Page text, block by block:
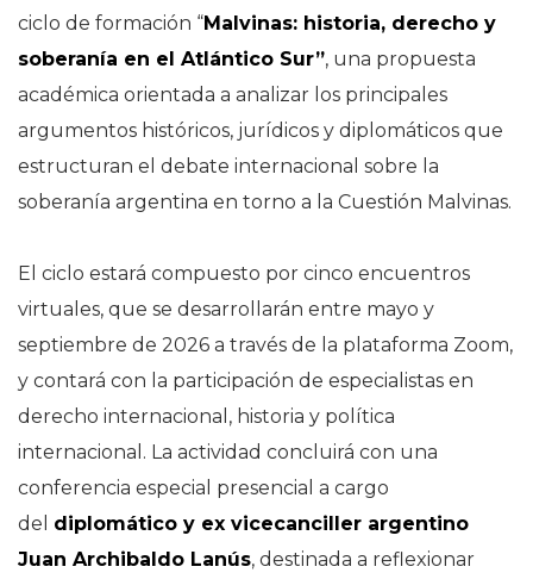
ciclo de formación “Malvinas: historia, derecho y
soberanía en el Atlántico Sur”, una propuesta
académica orientada a analizar los principales
argumentos históricos, jurídicos y diplomáticos que
estructuran el debate internacional sobre la
soberanía argentina en torno a la Cuestión Malvinas.
El ciclo estará compuesto por cinco encuentros
virtuales, que se desarrollarán entre mayo y
septiembre de 2026 a través de la plataforma Zoom,
y contará con la participación de especialistas en
derecho internacional, historia y política
internacional. La actividad concluirá con una
conferencia especial presencial a cargo
del diplomático y ex vicecanciller argentino
Juan Archibaldo Lanús, destinada a reflexionar